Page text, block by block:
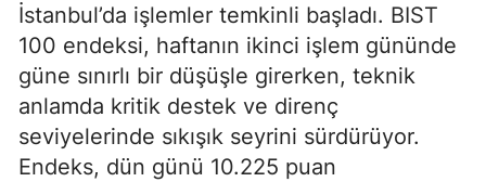
İstanbul’da işlemler temkinli başladı. BIST
100 endeksi, haftanın ikinci işlem gününde
güne sınırlı bir düşüşle girerken, teknik
anlamda kritik destek ve direnç
seviyelerinde sıkışık seyrini sürdürüyor.
Endeks, dün günü 10.225 puan